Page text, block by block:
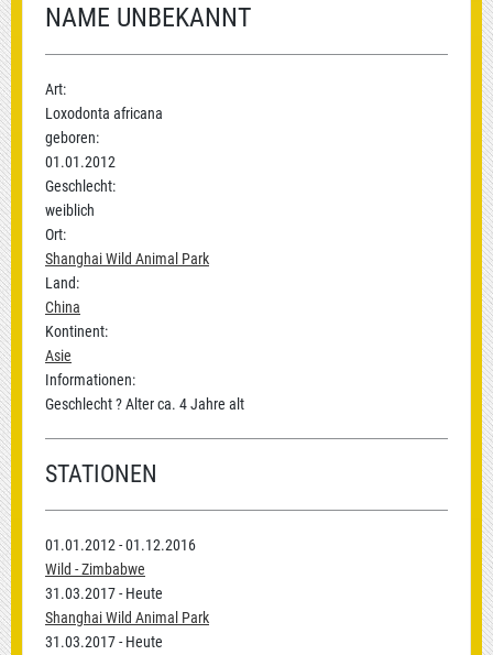
NAME UNBEKANNT
Art:
Loxodonta africana
geboren:
01.01.2012
Geschlecht:
weiblich
Ort:
Shanghai Wild Animal Park
Land:
China
Kontinent:
Asie
Informationen:
Geschlecht ? Alter ca. 4 Jahre alt
STATIONEN
01.01.2012 - 01.12.2016
Wild - Zimbabwe
31.03.2017 - Heute
Shanghai Wild Animal Park
31.03.2017 - Heute